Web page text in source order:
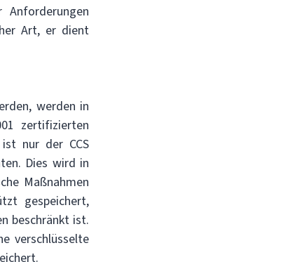
Art, er dient
werden in
zertifizierten
nur der CCS
Dies wird in
Maßnahmen
gespeichert,
beschränkt ist.
verschlüsselte